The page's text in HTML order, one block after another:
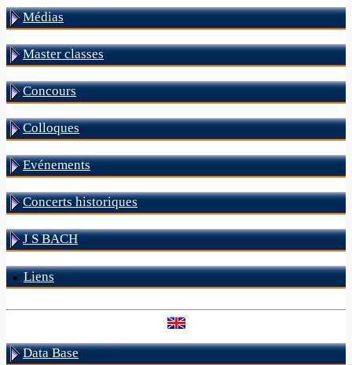
Médias
Master classes
Concours
Colloques
Evénements
Concerts historiques
J S BACH
Liens
Data Base